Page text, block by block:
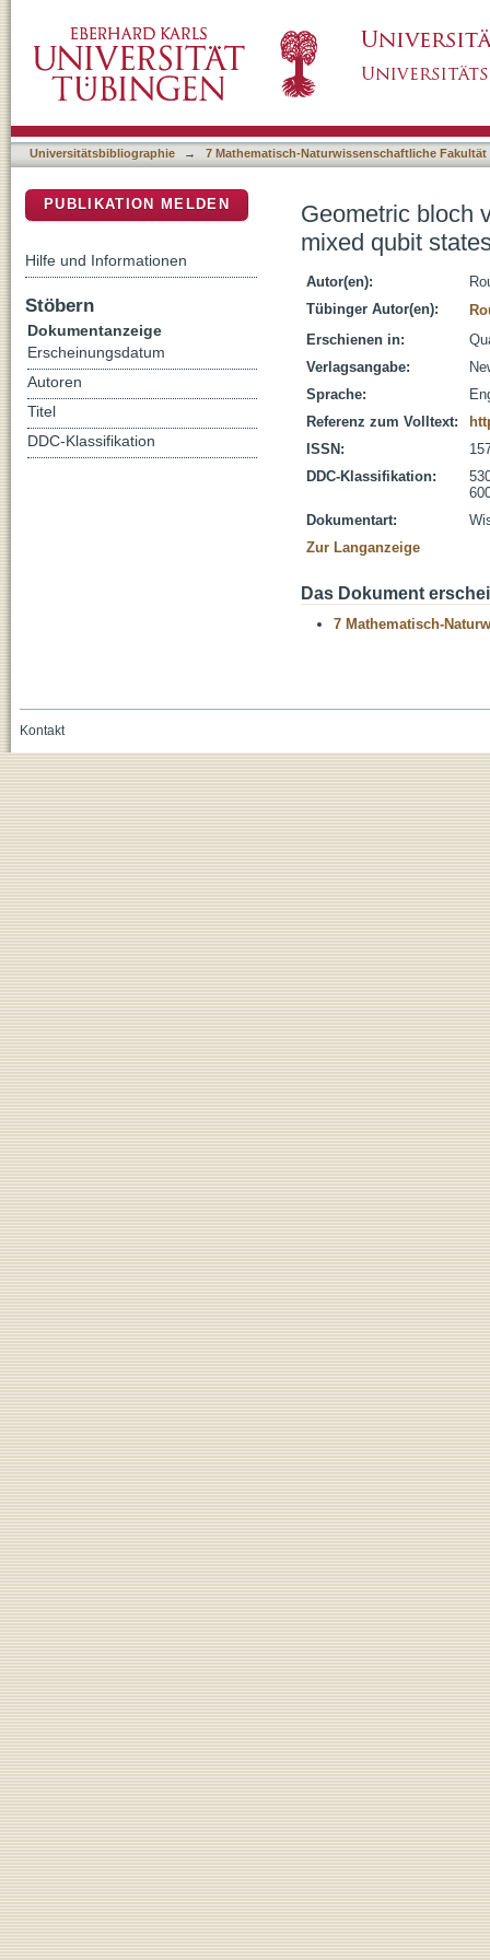
Universitätsbibliographie → 7 Mathematisch-Naturwissenschaftliche Fakultät
Geometric bloch
mixed qubit
Autor(en):
Tübinger Autor(en):
Erschienen in:
Verlagsangabe:
Sprache:
Referenz zum Volltext:
ISSN:
DDC-Klassifikation:
Dokumentart:
Zur Langanzeige
Das Dokument
7 Mathematisch-
PUBLIKATION MELDEN
Hilfe und Informationen
Stöbern
Dokumentanzeige
Erscheinungsdatum
Autoren
Titel
DDC-Klassifikation
Kontakt